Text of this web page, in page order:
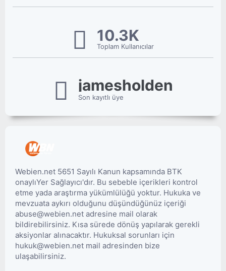
10.3K
Toplam Kullanıcılar
jamesholden
Son kayıtlı üye
Webien.net 5651 Sayılı Kanun kapsamında BTK
onaylıYer Sağlayıcı'dır. Bu sebeble içerikleri kontrol
etme yada araştırma yükümlülüğü yoktur. Hukuka ve
mevzuata aykırı olduğunu düşündüğünüz içeriği
abuse@webien.net adresine mail olarak
bildirebilirsiniz. Kısa sürede dönüş yapılarak gerekli
aksiyonlar alınacaktır. Hukuksal sorunları için
hukuk@webien.net mail adresinden bize
ulaşabilirsiniz.